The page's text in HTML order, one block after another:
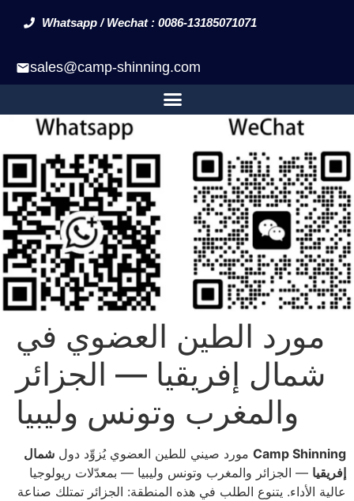
Whatsapp / Wechat : 0086-13185071071
sales@camp-shinning.com
مورد الطين العضوي في
شمال إفريقيا — الجزائر
والمغرب وتونس وليبيا
Camp Shinning مورد صيني للطين العضوي يُزوِّد دول شمال
إفريقيا — الجزائر والمغرب وتونس وليبيا — بمعدّلات ريولوجيا
عالية الأداء. يتنوع الطلب في هذه المنطقة: الجزائر تمتلك صناعة